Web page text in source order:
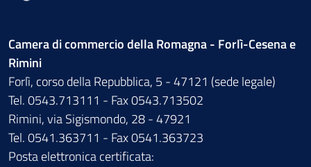
Camera di commercio della Romagna - Forlì-Cesena e
Rimini
Forlì, corso della Repubblica, 5 - 47121 (sede legale)
Tel. 0543.713111 - Fax 0543.713502
Rimini, via Sigismondo, 28 - 47921
Tel. 0541.363711 - Fax 0541.363723
Posta elettronica certificata: